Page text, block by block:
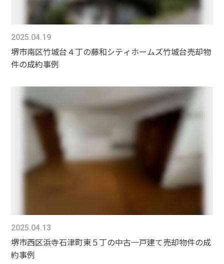
2025.04.19
堺市南区竹城台４丁の藤和シティホームズ竹城台売却物
件の成約事例
2025.04.13
堺市西区浜寺石津町東５丁の中古一戸建て売却物件の成
約事例